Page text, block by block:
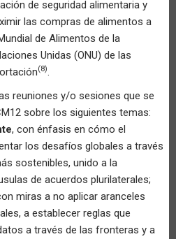
de seguridad alimentaria y
las compras de alimentos a
de Alimentos de la
Unidas (ONU) de las
(8).
reuniones y/o sesiones que se
sobre los siguientes temas:
, con énfasis en cómo el
los desafíos globales a través
sostenibles, unido a la
de acuerdos plurilaterales;
miras a no aplicar aranceles
a establecer reglas que
a través de las fronteras y a